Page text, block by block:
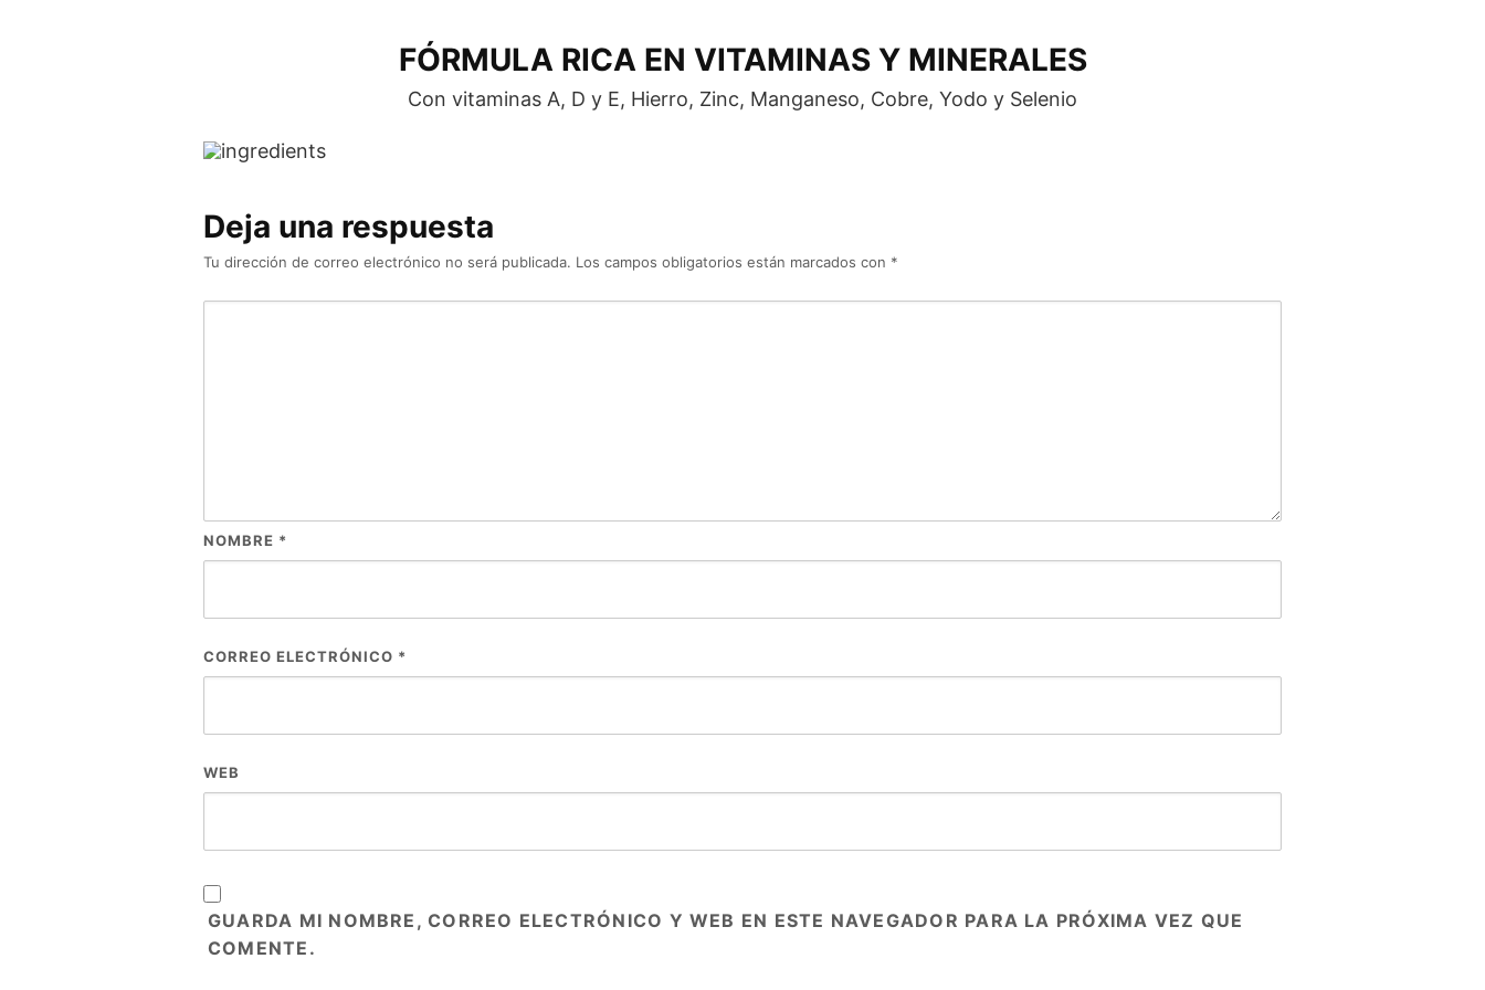
FÓRMULA RICA EN VITAMINAS Y MINERALES
Con vitaminas A, D y E, Hierro, Zinc, Manganeso, Cobre, Yodo y Selenio
Deja una respuesta
Tu dirección de correo electrónico no será publicada. Los campos obligatorios están marcados con *
NOMBRE *
CORREO ELECTRÓNICO *
WEB
GUARDA MI NOMBRE, CORREO ELECTRÓNICO Y WEB EN ESTE NAVEGADOR PARA LA PRÓXIMA VEZ QUE
COMENTE.